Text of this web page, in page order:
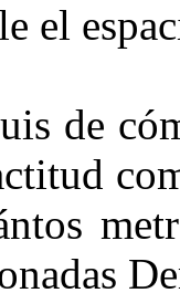
el
de